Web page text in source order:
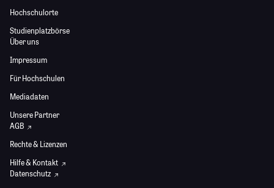
Hochschulorte
Studienplatzbörse
Über uns
Impressum
Für Hochschulen
Mediadaten
Unsere Partner
AGB
Rechte & Lizenzen
Hilfe & Kontakt
Datenschutz